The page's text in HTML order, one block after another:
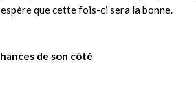
que cette fois-ci sera la bonne.
de son côté